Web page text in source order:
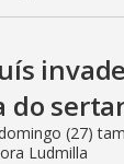
(27)
Ludmilla